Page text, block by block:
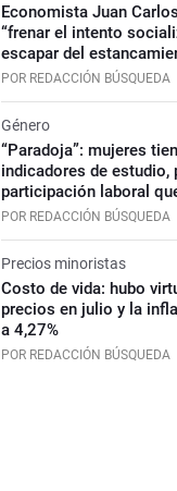
Economista Juan
“frenar el intento
escapar del
POR REDACCIÓN BÚSQUEDA
Género
“Paradoja”: mujeres
indicadores de estudio,
participación laboral
POR REDACCIÓN BÚSQUEDA
Precios minoristas
Costo de vida: hubo
precios en julio y la
a 4,27%
POR REDACCIÓN BÚSQUEDA